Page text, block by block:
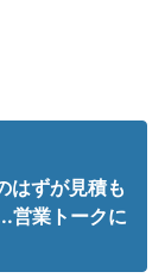
はずが見積も
営業トークに